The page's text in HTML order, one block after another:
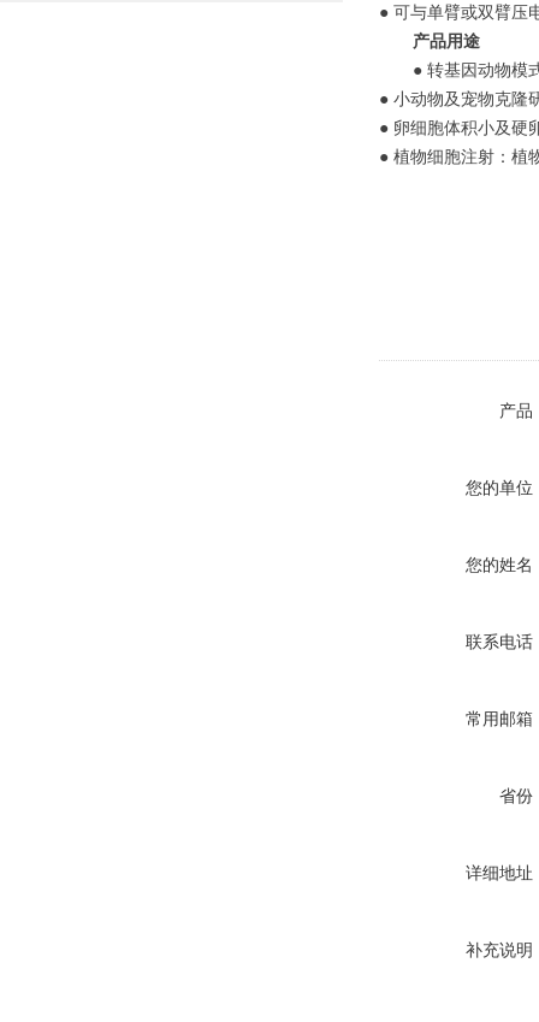
● 可与单臂或双臂压
产品用途
● 转基因动物模
● 小动物及宠物克隆
● 卵细胞体积小及硬
● 植物细胞注射：植
产品
您的单位
您的姓名
联系电话
常用邮箱
省份
详细地址
补充说明